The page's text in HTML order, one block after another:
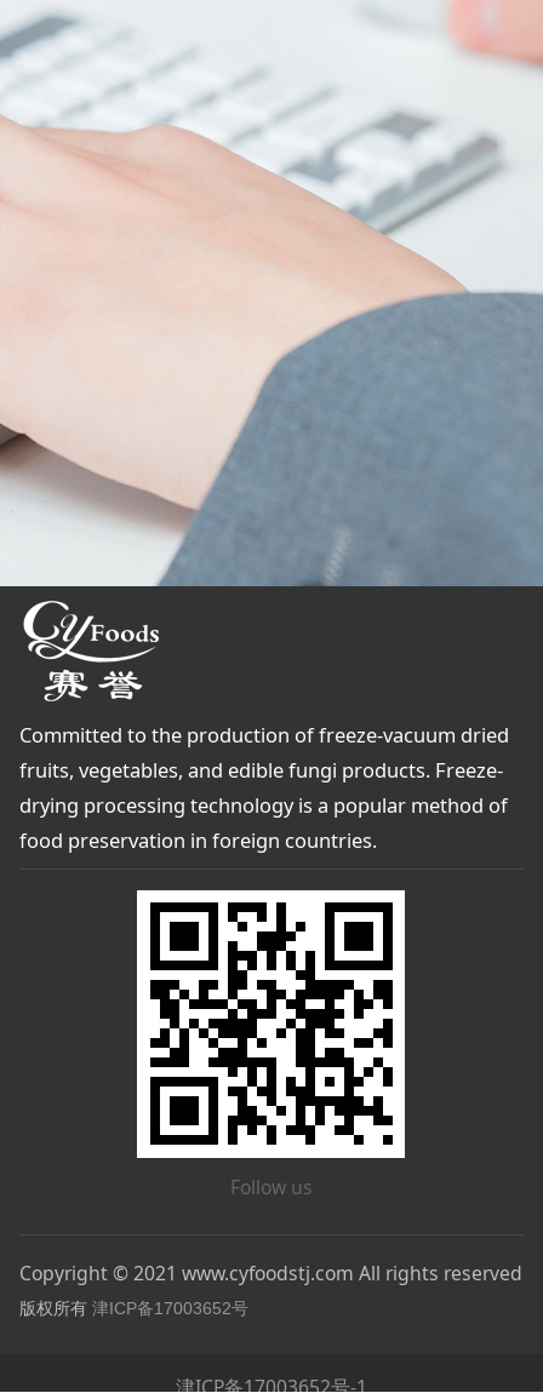
Committed to the production of freeze-vacuum dried
fruits, vegetables, and edible fungi products. Freeze-
drying processing technology is a popular method of
food preservation in foreign countries.
Follow us
Copyright © 2021 www.cyfoodstj.com All rights reserved
版权所有 津ICP备17003652号
津ICP备17003652号-1